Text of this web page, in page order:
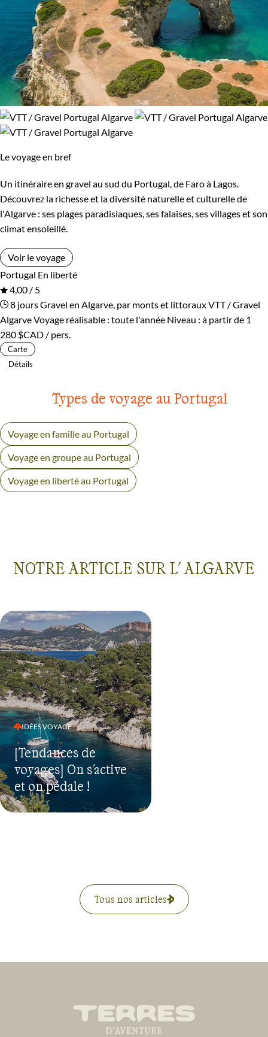
Le voyage en bref
Un itinéraire en gravel au sud du Portugal, de Faro à Lagos.
Découvrez la richesse et la diversité naturelle et culturelle de
l'Algarve : ses plages paradisiaques, ses falaises, ses villages et son
climat ensoleillé.
Voir le voyage
Portugal En liberté
4,00 / 5
8 joursGravel en Algarve, par monts et littorauxVTT / Gravel
AlgarveVoyage réalisable : toute l'année Niveau : à partir de 1
280 $CAD / pers.
Carte
Détails
Types de voyage au Portugal
Voyage en famille au Portugal
Voyage en groupe au Portugal
Voyage en liberté au Portugal
NOTRE ARTICLE SUR L' ALGARVE
IDÉES VOYAGE
[Tendances de
voyages] On s'active
et on pédale !
Tous nos articles